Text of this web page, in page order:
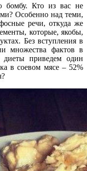
бомбу. Кто из вас не
Особенно над теми,
речи, откуда же
которые, якобы,
Без вступления в
множества фактов в
диеты приведем один
в соевом мясе – 52%